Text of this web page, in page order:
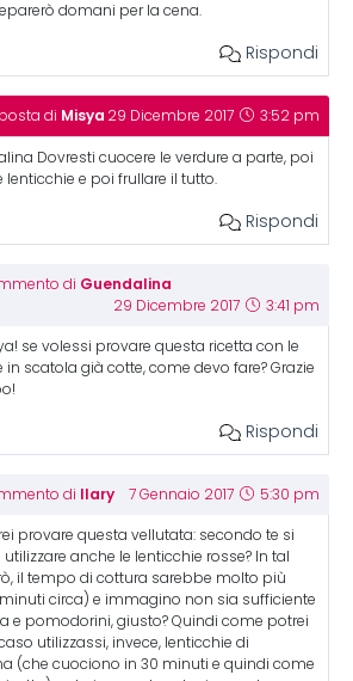
domani per la cena.
Rispondi
di Misya 29 Dicembre 2017 3:52 pm
Dovresti cuocere le verdure a parte, poi
lenticchie e poi frullare il tutto.
Rispondi
di Guendalina
29 Dicembre 2017 3:41 pm
se volessi provare questa ricetta con le
in scatola già cotte, come devo fare? Grazie
Rispondi
di Ilary 7 Gennaio 2017 5:30 pm
provare questa vellutata: secondo te si
anche le lenticchie rosse? In tal
il tempo di cottura sarebbe molto più
circa) e immagino non sia sufficiente
e pomodorini, giusto? Quindi come potrei
utilizzassi, invece, lenticchie di
(che cuociono in 30 minuti e quindi come